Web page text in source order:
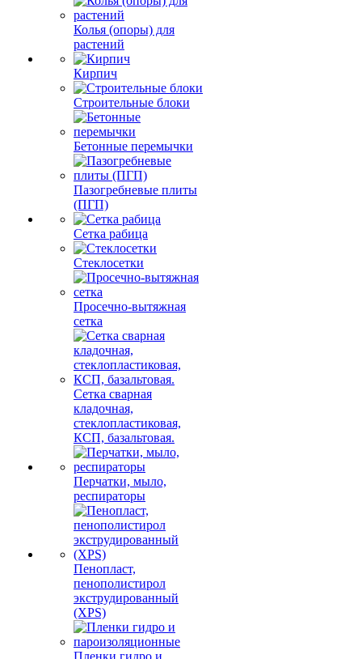
Колья (опоры) для
растений
Кирпич
Строительные блоки
Бетонные перемычки
Пазогребневые плиты
(ПГП)
Сетка рабица
Стеклосетки
Просечно-вытяжная
сетка
Сетка сварная
кладочная,
стеклопластиковая,
КСП, базальтовая.
Перчатки, мыло,
респираторы
Пенопласт,
пенополистирол
экструдированный
(XPS)
Пленки гидро и